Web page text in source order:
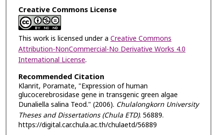
Creative Commons License
This work is licensed under a Creative Commons
Attribution-NonCommercial-No Derivative Works 4.0
International License.
Recommended Citation
Klanrit, Poramate, "Expression of human
glucocerebrosidase gene in transgenic green algae
Dunaliella salina Teod." (2006). Chulalongkorn University
Theses and Dissertations (Chula ETD). 56889.
https://digital.car.chula.ac.th/chulaetd/56889